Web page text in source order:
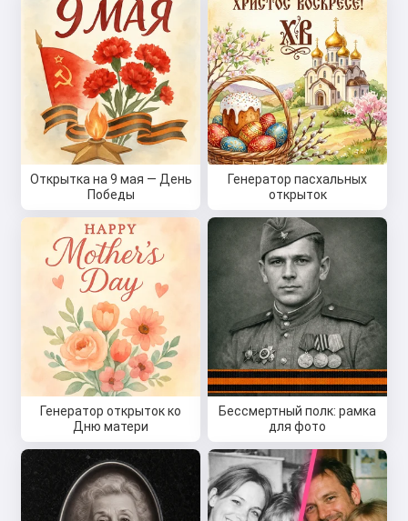
Открытка на 9 мая — День
Победы
Генератор пасхальных
открыток
Генератор открыток ко
Дню матери
Бессмертный полк: рамка
для фото